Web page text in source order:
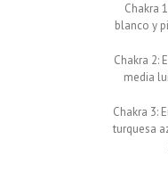
Chakra
blanco y
Chakra 2:
media
Chakra 3:
turquesa